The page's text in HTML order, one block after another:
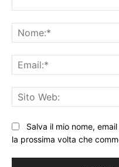
Salva il mio nome,
la prossima volta che